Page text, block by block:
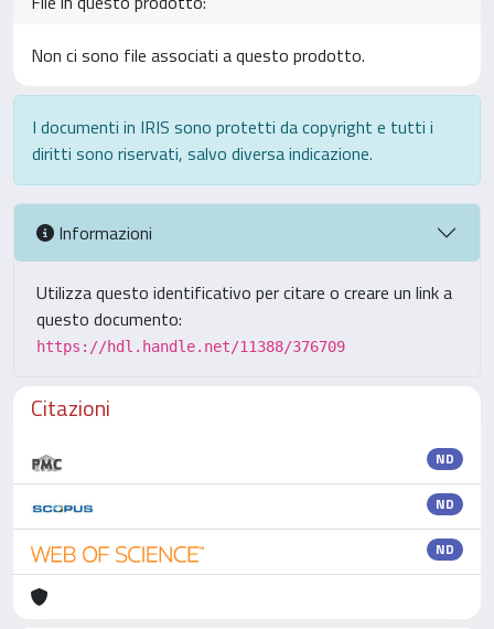
Non ci sono file associati a questo prodotto.
I documenti in IRIS sono protetti da copyright e tutti i
diritti sono riservati, salvo diversa indicazione.
Informazioni
Utilizza questo identificativo per citare o creare un link a
questo documento:
https://hdl.handle.net/11388/376709
Citazioni
ND
ND
ND